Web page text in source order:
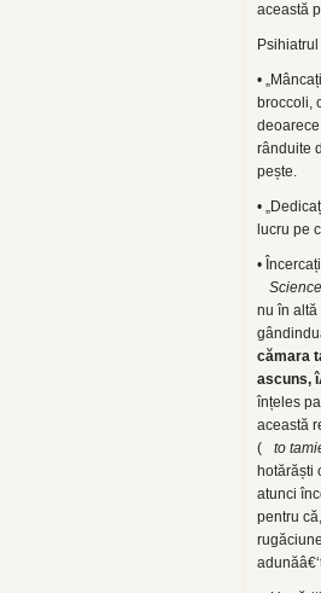
această
•
broccoli,
rânduite
pește.
•
lucru pe
•
Science
nu în altă
cămara
ascuns,
înțeles
această
(
to
hotărăști
atunci
pentru